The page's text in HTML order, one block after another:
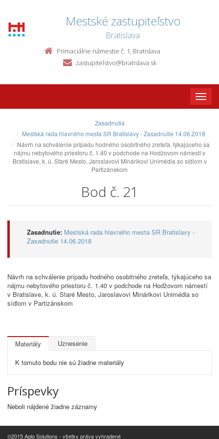
Mestské zastupiteľstvo
Bratislava
Primaciálne námestie č. 1, Bratislava
zastupitelstvo@bratislava.sk
Toggle
Zasadnutia
Mestská rada hlavného mesta SR Bratislavy - Zasadnutie 14.06.2018
Návrh na schválenie prípadu hodného osobitného zreteľa, týkajúceho sa
nájmu nebytového priestoru č. 1.40 v podchode na Hodžovom námestí v
Bratislave, k. ú. Staré Mesto, Jaroslavovi Minárikovi Unimédia so sídlom v
Partizánskom
Bod č. 21
Zasadnutie: Mestská rada hlavného mesta SR Bratislavy -
Zasadnutie 14.06.2018
Návrh na schválenie prípadu hodného osobitného zreteľa, týkajúceho sa
nájmu nebytového priestoru č. 1.40 v podchode na Hodžovom námestí
v Bratislave, k. ú. Staré Mesto, Jaroslavovi Minárikovi Unimédia so
sídlom v Partizánskom
Materiály Uznesenie
K tomuto bodu nie sú žiadne materiály
Príspevky
Neboli nájdené žiadne záznamy
©2015 Aglo Solutions - všetky práva vyhradené